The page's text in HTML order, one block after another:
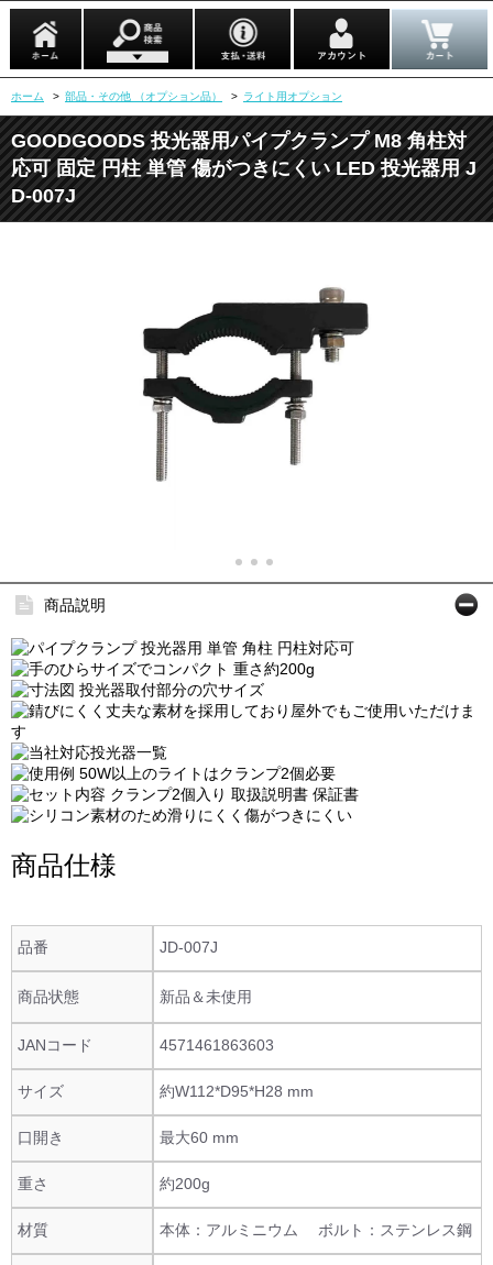
ホーム > 部品・その他 （オプション品） > ライト用オプション
GOODGOODS 投光器用パイプクランプ M8 角柱対
応可 固定 円柱 単管 傷がつきにくい LED 投光器用 J
D-007J
商品説明
商品仕様
品番 JD-007J
商品状態 新品＆未使用
JANコード 4571461863603
サイズ 約W112*D95*H28 mm
口開き 最大60 mm
重さ 約200g
材質 本体：アルミニウム ボルト：ステンレス鋼